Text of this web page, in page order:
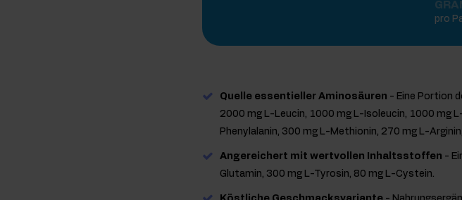
pro
Quelle essentieller Aminosäuren - Eine Portion
2000 mg L-Leucin, 1000 mg L-Isoleucin, 1000 mg
Phenylalanin, 300 mg L-Methionin, 270 mg L-
Angereichert mit wertvollen Inhaltsstoffen -
Glutamin, 300 mg L-Tyrosin, 80 mg L-Cystein.